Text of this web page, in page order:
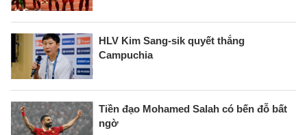
HLV Kim Sang-sik quyết thắng
Campuchia
Tiền đạo Mohamed Salah có bến đỗ bất
ngờ